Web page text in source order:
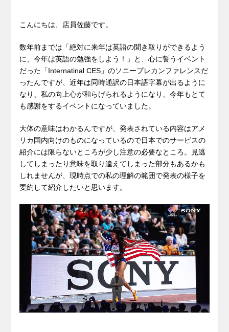
こんにちは、店員佐藤です。
数年前までは「絶対に来年は英語の聞き取りができるよう
に、今年は英語の勉強をしよう！」と、心に誓うイベント
だった「Internatinal CES」のソニープレカンファレンスだ
ったんですが、近年は同時通訳の日本語字幕が出るように
なり、私の向上心が和らげられるようになり、今年もとて
も感謝をするイベントになっていました。
大体の意味はわかるんですが、発表されている内容はアメ
リカ国内向けのものになっているので日本でのサービスの
紹介には限らないところが少し注意の必要なところ。見逃
してしまったり意味を取り違えてしまった部分もあるかも
しれませんが、現時点での私の理解の範囲で発表の様子を
要約して紹介したいと思います。